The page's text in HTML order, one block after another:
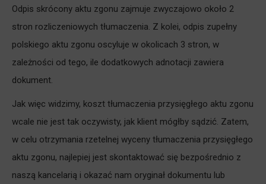
Odpis skrócony aktu zgonu zajmuje zwyczajowo około 2
stron rozliczeniowych tłumaczenia. Z kolei, odpis zupełny
polskiego aktu zgonu oscyluje w okolicach 3 stron, w
zależności od tego, ile dodatkowych adnotacji zawiera
dokument.
Jak więc widzimy, koszt tłumaczenia przysięgłego aktu zgonu
wcale nie jest tak oczywisty, jak klient mógłby sądzić. Zatem,
w celu otrzymania rzetelnej wyceny tłumaczenia przysięgłego
aktu zgonu, najlepiej jest skontaktować się bezpośrednio z
naszą kancelarią i okazać nam oryginał dokumentu lub